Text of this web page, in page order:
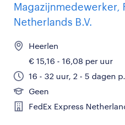
Magazijnmedewerker,
Netherlands B.V.
Heerlen
€ 15,16 - 16,08 per uur
16 - 32 uur, 2 - 5 dagen
Geen
FedEx Express